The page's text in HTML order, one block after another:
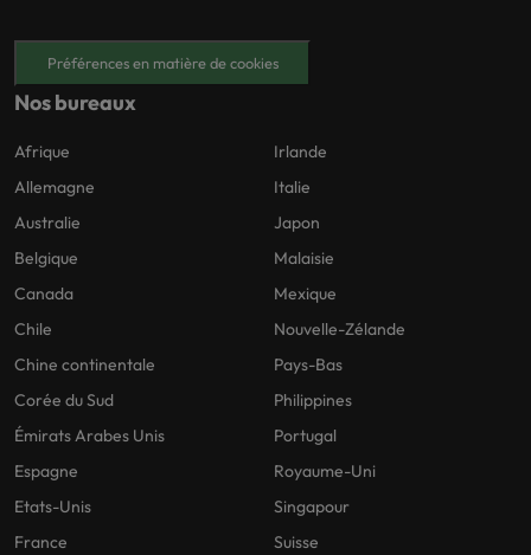
Préférences en matière de cookies
Nos bureaux
Afrique
Allemagne
Australie
Belgique
Canada
Chile
Chine continentale
Corée du Sud
Émirats Arabes Unis
Espagne
Etats-Unis
France
Irlande
Italie
Japon
Malaisie
Mexique
Nouvelle-Zélande
Pays-Bas
Philippines
Portugal
Royaume-Uni
Singapour
Suisse